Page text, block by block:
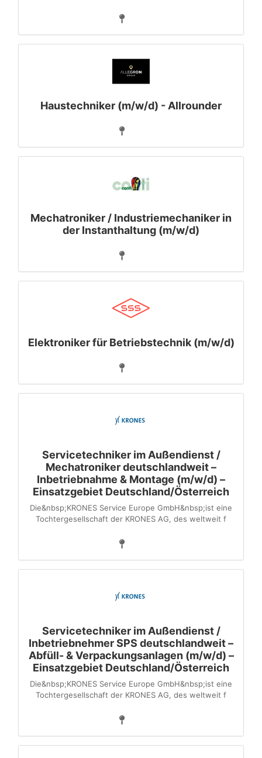
Haustechniker (m/w/d) - Allrounder
Mechatroniker / Industriemechaniker in
der Instanthaltung (m/w/d)
Elektroniker für Betriebstechnik (m/w/d)
Servicetechniker im Außendienst /
Mechatroniker deutschlandweit –
Inbetriebnahme & Montage (m/w/d) –
Einsatzgebiet Deutschland/Österreich
Die&nbsp;KRONES Service Europe GmbH&nbsp;ist eine
Tochter­gesellschaft der KRONES AG, des weltweit f
Servicetechniker im Außendienst /
Inbetriebnehmer SPS deutschlandweit –
Abfüll- & Verpackungsanlagen (m/w/d) –
Einsatzgebiet Deutschland/Österreich
Die&nbsp;KRONES Service Europe GmbH&nbsp;ist eine
Tochter­gesellschaft der KRONES AG, des weltweit f